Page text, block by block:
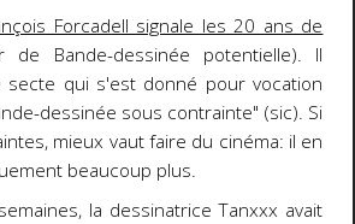
Forcadell signale les 20 ans de
de Bande-dessinée potentielle). Il
secte qui s'est donné pour vocation
dessinée sous contrainte" (sic). Si
mieux vaut faire du cinéma: il en
beaucoup plus.
la dessinatrice Tanxxx avait